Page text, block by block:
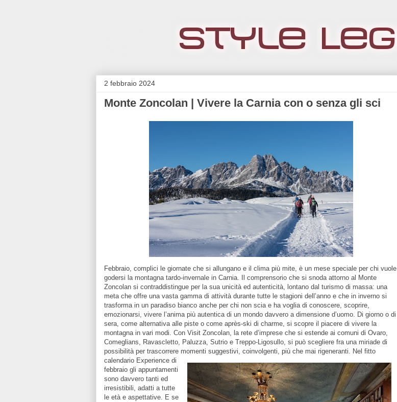
2 febbraio 2024
Monte Zoncolan | Vivere la Carnia con o senza gli sci
Febbraio, complici le giornate che si allungano e il clima più mite, è un mese speciale per chi vuole
godersi la montagna tardo-invernale in Carnia. Il comprensorio che si snoda attorno al Monte
Zoncolan si contraddistingue per la sua unicità ed autenticità, lontano dal turismo di massa: una
meta che offre una vasta gamma di attività durante tutte le stagioni dell’anno e che in inverno si
trasforma in un paradiso bianco anche per chi non scia e ha voglia di conoscere, scoprire,
emozionarsi, vivere l’anima più autentica di un mondo davvero a dimensione d’uomo. Di giorno o di
sera, come alternativa alle piste o come après-ski di charme, si scopre il piacere di vivere la
montagna in vari modi. Con Visit Zoncolan, la rete d’imprese che si estende ai comuni di Ovaro,
Comeglians, Ravascletto, Paluzza, Sutrio e Treppo-Ligosullo, si può scegliere fra una miriade di
possibilità per trascorrere momenti suggestivi, coinvolgenti, più che mai rigeneranti. Nel fitto
calendario Experience di
febbraio gli appuntamenti
sono davvero tanti ed
irresistibili, adatti a tutte
le età e aspettative. E se